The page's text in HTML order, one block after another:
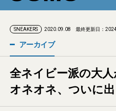
SNEAKERS 2020.09.08 最終更新日：
アーカイブ
全ネイビー派の大
オネオネ、ついに出